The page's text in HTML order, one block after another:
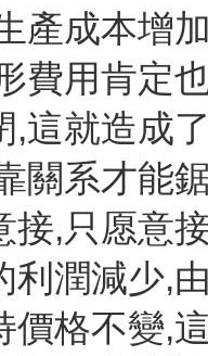
產成本增
費用肯定
,這就造成
關系才能
接,只愿意
利潤減少,
價格不變,